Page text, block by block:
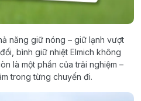
năng giữ nóng – giữ lạnh vượt
bình giữ nhiệt Elmich không
là một phần của trải nghiệm –
trong từng chuyến đi.